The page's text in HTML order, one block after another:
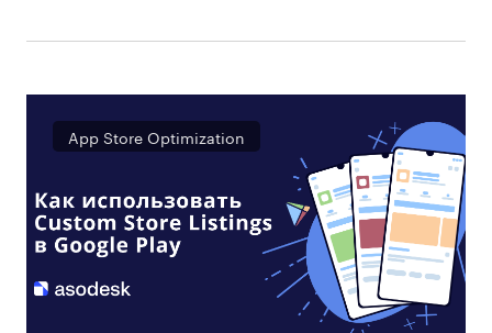
App Store Optimization